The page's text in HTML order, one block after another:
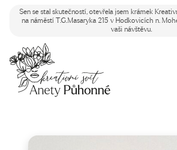
Sen se stal skutečností, otevřela jsem krámek
na náměstí T.G.Masaryka 215 v Hodkovicích n.
vaši návštěvu.